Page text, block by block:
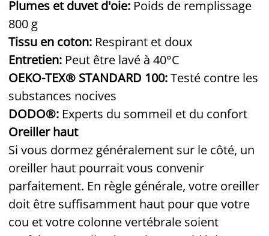
Plumes et duvet d'oie: Poids de remplissage
800 g
Tissu en coton: Respirant et doux
Entretien: Peut être lavé à 40°C
OEKO-TEX® STANDARD 100:Testé contre les
substances nocives
DODO®: Experts du sommeil et du confort
Oreiller haut
Si vous dormez généralement sur le côté, un
oreiller haut pourrait vous convenir
parfaitement. En règle générale, votre oreiller
doit être suffisamment haut pour que votre
cou et votre colonne vertébrale soient